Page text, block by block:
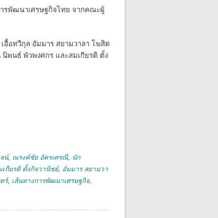
รพัฒนาเศรษฐกิจไทย จากคณะผู้
อทวีกุล อัมมาร สยามวาลา โฆสิต
พนธ์ พัวพงศกร และสมเกียรติ ตั้ง
น์, ณรงค์ชัย อัครเศรณี, นัก
เกียรติ ตั้งกิจวานิชย์, อัมมาร สยามวา
ร์, เส้นทางการพัฒนาเศรษฐกิจ,